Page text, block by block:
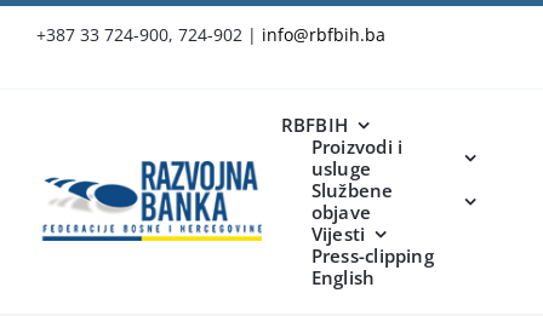
+387 33 724-900, 724-902 | info@rbfbih.ba
RBFBIH
Proizvodi i
usluge
Službene
objave
Vijesti
Press-clipping
English